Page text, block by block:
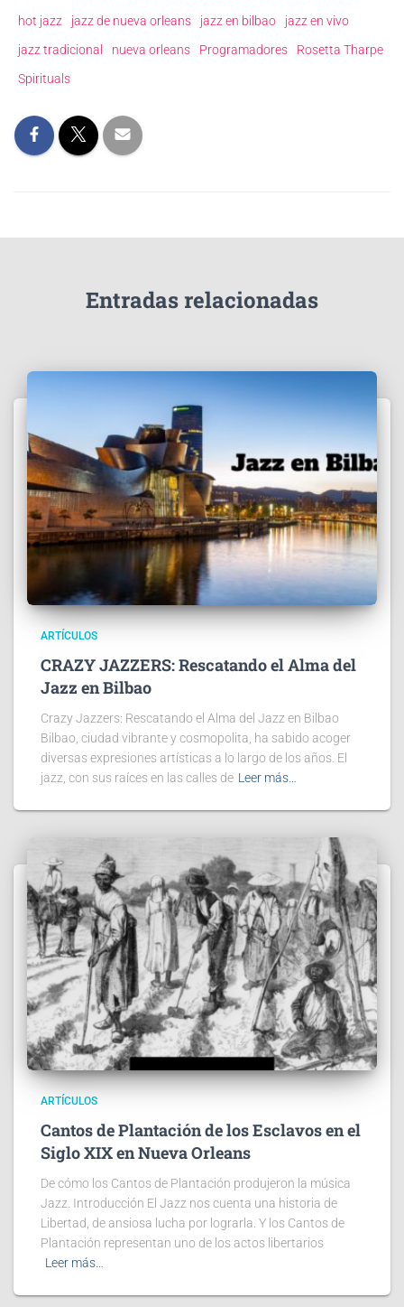
hot jazz
jazz de nueva orleans jazz en bilbao
jazz en vivo
jazz tradicional
nueva orleans Programadores
Rosetta Tharpe
Spirituals
Entradas relacionadas
ARTÍCULOS
CRAZY JAZZERS: Rescatando el Alma del
Jazz en Bilbao
Crazy Jazzers: Rescatando el Alma del Jazz en Bilbao
Bilbao, ciudad vibrante y cosmopolita, ha sabido acoger
diversas expresiones artísticas a lo largo de los años. El
jazz, con sus raíces en las calles de Leer más…
ARTÍCULOS
Cantos de Plantación de los Esclavos en el
Siglo XIX en Nueva Orleans
De cómo los Cantos de Plantación produjeron la música
Jazz. Introducción El Jazz nos cuenta una historia de
Libertad, de ansiosa lucha por lograrla. Y los Cantos de
Plantación representan uno de los actos libertarios
Leer más…